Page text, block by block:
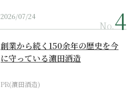
2026/07/24
No.
創業から続く150余年の歴史を今
に守っている濵田酒造
PR(濵田酒造)